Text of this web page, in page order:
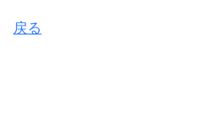
戻る